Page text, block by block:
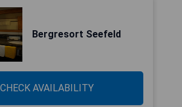
Bergresort Seefeld
CHECK AVAILABILITY